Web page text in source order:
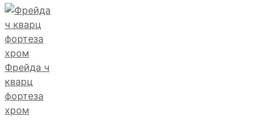
Фрейда ч
кварц
фортеза
хром